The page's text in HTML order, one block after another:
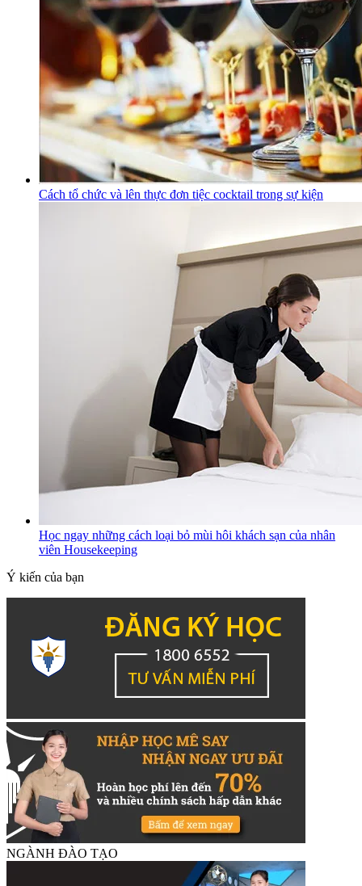
Cách tổ chức và lên thực đơn tiệc cocktail trong sự kiện
Học ngay những cách loại bỏ mùi hôi khách sạn của nhân
viên Housekeeping
Ý kiến của bạn
NGÀNH ĐÀO TẠO